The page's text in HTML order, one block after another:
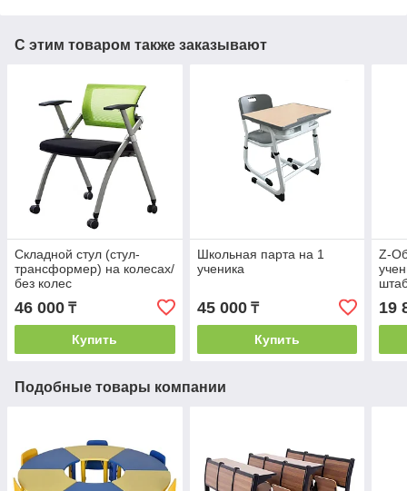
С этим товаром также заказывают
Складной стул (стул-
трансформер) на колесах/
без колес
46 000 ₸
Купить
Школьная парта на 1
ученика
45 000₸
Купить
Z-
19
Подобные товары компании